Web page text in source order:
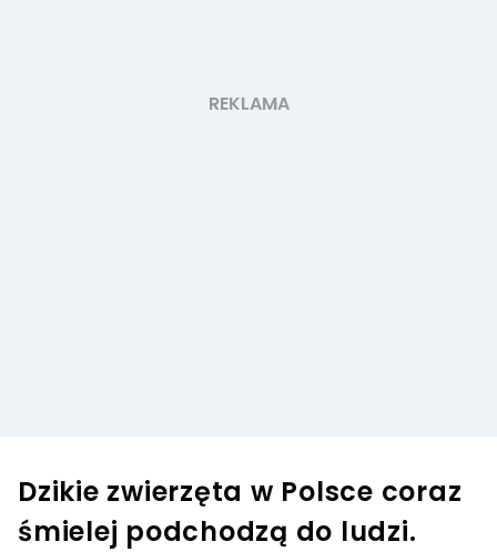
Dzikie zwierzęta w Polsce coraz
śmielej podchodzą do ludzi.